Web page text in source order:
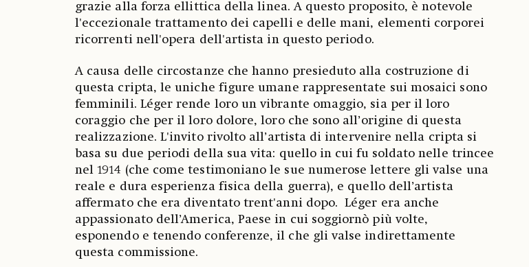
grazie alla forza ellittica della linea. A questo proposito, è notevole
l'eccezionale trattamento dei capelli e delle mani, elementi corporei
ricorrenti nell'opera dell'artista in questo periodo.
A causa delle circostanze che hanno presieduto alla costruzione di
questa cripta, le uniche figure umane rappresentate sui mosaici sono
femminili. Léger rende loro un vibrante omaggio, sia per il loro
coraggio che per il loro dolore, loro che sono all’origine di questa
realizzazione. L'invito rivolto all’artista di intervenire nella cripta si
basa su due periodi della sua vita: quello in cui fu soldato nelle trincee
nel 1914 (che come testimoniano le sue numerose lettere gli valse una
reale e dura esperienza fisica della guerra), e quello dell’artista
affermato che era diventato trent'anni dopo. Léger era anche
appassionato dell’America, Paese in cui soggiornò più volte,
esponendo e tenendo conferenze, il che gli valse indirettamente
questa commissione.